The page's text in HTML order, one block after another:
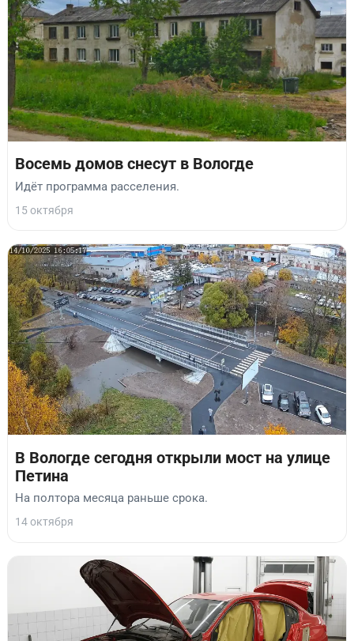
Восемь домов снесут в Вологде
Идёт программа расселения.
15 октября
В Вологде сегодня открыли мост на улице
Петина
На полтора месяца раньше срока.
14 октября